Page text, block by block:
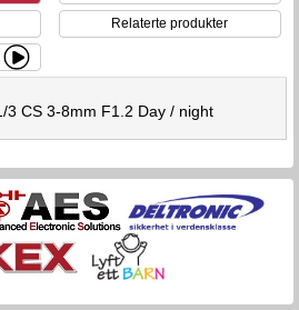
Relaterte produkter
3 CS 3-8mm F1.2 Day / night